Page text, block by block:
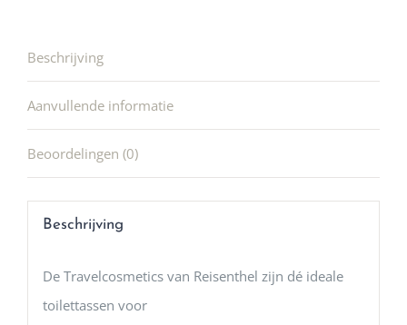
Beschrijving
Aanvullende informatie
Beoordelingen (0)
Beschrijving
De Travelcosmetics van Reisenthel zijn dé ideale
toilettassen voor